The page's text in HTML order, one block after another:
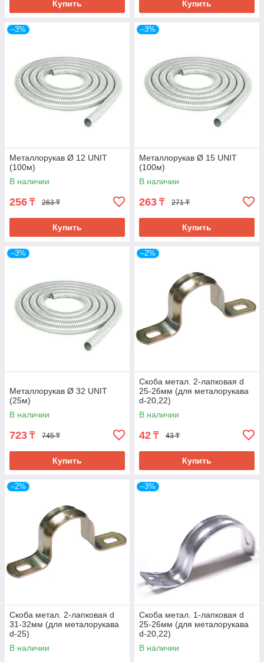
Купить Купить
–3%
Металлорукав Ø 12 UNIT
(100м)
В наличии
256 ₸ 263 ₸
Купить
–3%
Металлорукав Ø 15 UNIT
(100м)
В наличии
263 ₸ 271 ₸
Купить
–3%
Металлорукав Ø 32 UNIT
(25м)
В наличии
723 ₸ 745 ₸
Купить
–2%
Скоба метал. 2-лапковая d
25-26мм (для металорукава
d-20,22)
В наличии
42 ₸ 43 ₸
Купить
–2%
Скоба метал. 2-лапковая d
31-32мм (для металорукава
d-25)
В наличии
–3%
Скоба метал. 1-лапковая d
25-26мм (для металорукава
d-20,22)
В наличии